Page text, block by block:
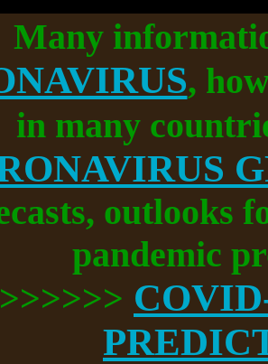
Many
,
in many
outlooks
pandemic
>>>>>>